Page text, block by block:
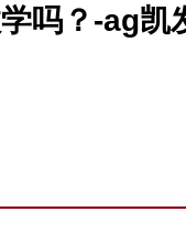
吗？-ag凯